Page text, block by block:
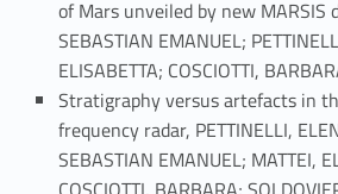
of Mars unveiled by new MARSIS
SEBASTIAN EMANUEL;
ELISABETTA; COSCIOTTI,
Stratigraphy versus artefacts in
frequency radar, PETTINELLI,
SEBASTIAN EMANUEL; MATTEI,